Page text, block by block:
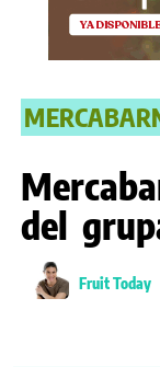
del
Fruit Today